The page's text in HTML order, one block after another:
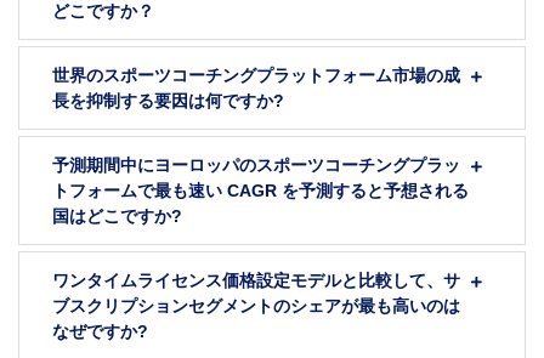
どこですか？
世界のスポーツコーチングプラットフォーム市場の成
長を抑制する要因は何ですか?
予測期間中にヨーロッパのスポーツコーチングプラッ
トフォームで最も速い CAGR を予測すると予想される
国はどこですか?
ワンタイムライセンス価格設定モデルと比較して、サ
ブスクリプションセグメントのシェアが最も高いのは
なぜですか?